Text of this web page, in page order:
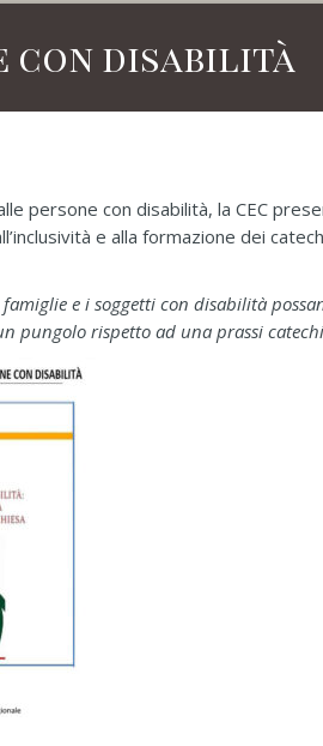
con disabilità
persone con disabilità, la CEC
e alla formazione dei
famiglie e i soggetti con disabilità
rispetto ad una prassi